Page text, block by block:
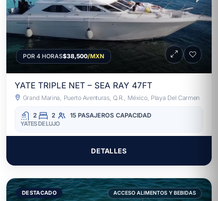
POR 4 HORAS$38,500/MXN
YATE TRIPLE NET – SEA RAY 47FT
Grand Marina, Puerto Aventuras, Q.R., México, Playa Del Carmen
2 2 15 PASAJEROS CAPACIDAD
YATES DE LUJO
DETALLES
DESTACADO ACCESO ALIMENTOS Y BEBIDAS